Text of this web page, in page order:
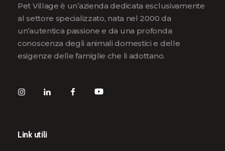
Pet Village è un’azienda dedicata esclusivamente
al settore specializzato, nata nel 2000 da
un’autentica passione e da una profonda
conoscenza degli animali domestici e delle
esigenze delle famiglie che li adottano.
Link utili